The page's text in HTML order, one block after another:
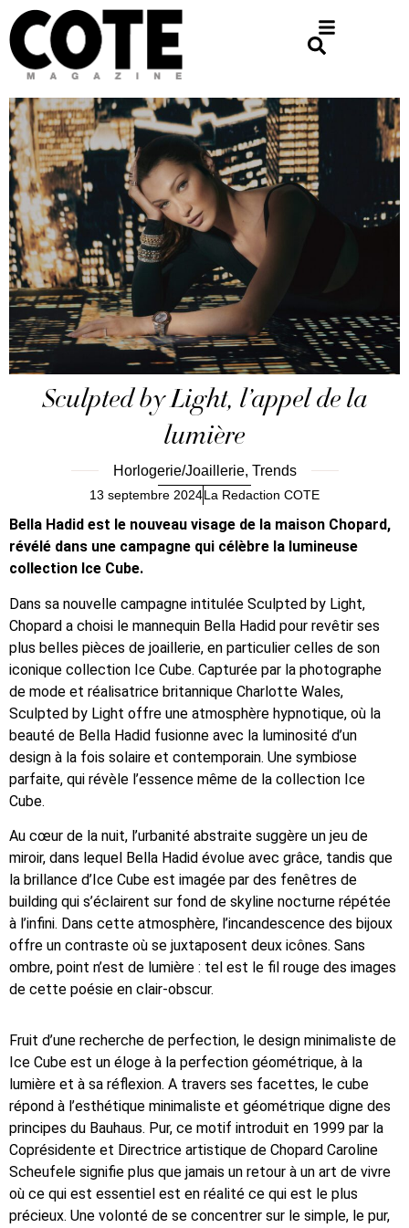
Sculpted by Light, l’appel de la
lumière
Horlogerie/Joaillerie, Trends
13 septembre 2024La Redaction COTE
Bella Hadid est le nouveau visage de la maison Chopard,
révélé dans une campagne qui célèbre la lumineuse
collection Ice Cube.
Dans sa nouvelle campagne intitulée Sculpted by Light,
Chopard a choisi le mannequin Bella Hadid pour revêtir ses
plus belles pièces de joaillerie, en particulier celles de son
iconique collection Ice Cube. Capturée par la photographe
de mode et réalisatrice britannique Charlotte Wales,
Sculpted by Light offre une atmosphère hypnotique, où la
beauté de Bella Hadid fusionne avec la luminosité d’un
design à la fois solaire et contemporain. Une symbiose
parfaite, qui révèle l’essence même de la collection Ice
Cube.
Au cœur de la nuit, l’urbanité abstraite suggère un jeu de
miroir, dans lequel Bella Hadid évolue avec grâce, tandis que
la brillance d’Ice Cube est imagée par des fenêtres de
building qui s’éclairent sur fond de skyline nocturne répétée
à l’infini. Dans cette atmosphère, l’incandescence des bijoux
offre un contraste où se juxtaposent deux icônes. Sans
ombre, point n’est de lumière : tel est le fil rouge des images
de cette poésie en clair-obscur.
Fruit d’une recherche de perfection, le design minimaliste de
Ice Cube est un éloge à la perfection géométrique, à la
lumière et à sa réflexion. A travers ses facettes, le cube
répond à l’esthétique minimaliste et géométrique digne des
principes du Bauhaus. Pur, ce motif introduit en 1999 par la
Coprésidente et Directrice artistique de Chopard Caroline
Scheufele signifie plus que jamais un retour à un art de vivre
où ce qui est essentiel est en réalité ce qui est le plus
précieux. Une volonté de se concentrer sur le simple, le pur,